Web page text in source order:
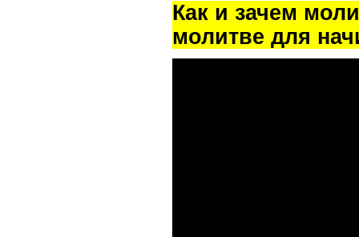
Как и зачем
молитве для